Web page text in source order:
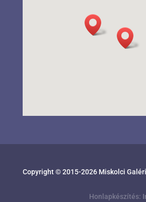
Copyright © 2015-2026Miskolci
Honlapkészítés: